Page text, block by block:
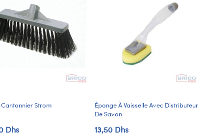
Strom
Dhs
Éponge À Vaisselle Avec Distributeur
De Savon
13,50 Dhs